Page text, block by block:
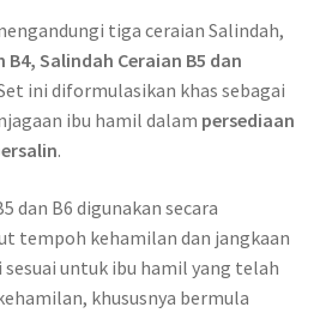
tiga ceraian Salindah,
B4, Salindah Ceraian B5 dan
ini diformulasikan khas sebagai
ibu hamil dalam persediaan
.
dan B6 digunakan secara
tempoh kehamilan dan jangkaan
untuk ibu hamil yang telah
khususnya bermula